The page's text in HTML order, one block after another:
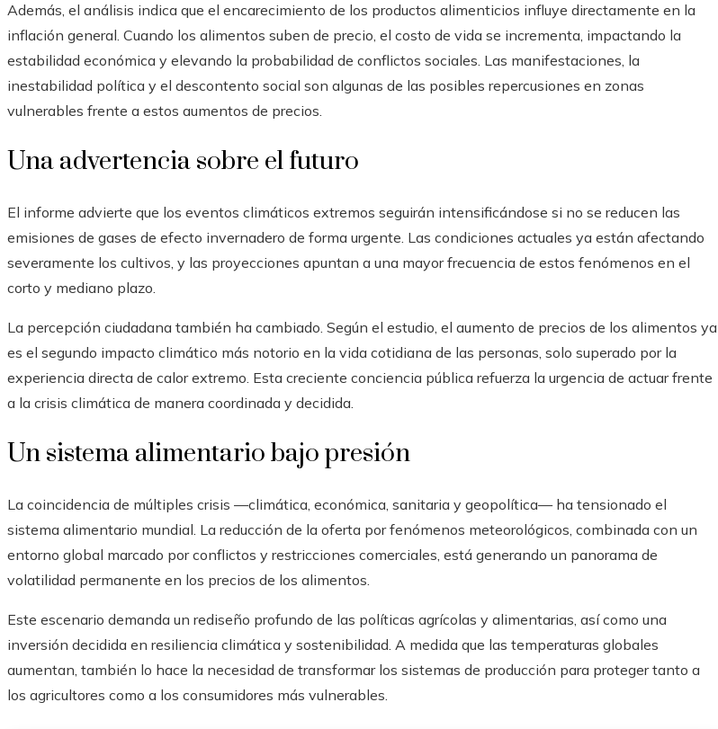
Además, el análisis indica que el encarecimiento de los productos alimenticios influye directamente en la
inflación general. Cuando los alimentos suben de precio, el costo de vida se incrementa, impactando la
estabilidad económica y elevando la probabilidad de conflictos sociales. Las manifestaciones, la
inestabilidad política y el descontento social son algunas de las posibles repercusiones en zonas
vulnerables frente a estos aumentos de precios.
Una advertencia sobre el futuro
El informe advierte que los eventos climáticos extremos seguirán intensificándose si no se reducen las
emisiones de gases de efecto invernadero de forma urgente. Las condiciones actuales ya están afectando
severamente los cultivos, y las proyecciones apuntan a una mayor frecuencia de estos fenómenos en el
corto y mediano plazo.
La percepción ciudadana también ha cambiado. Según el estudio, el aumento de precios de los alimentos ya
es el segundo impacto climático más notorio en la vida cotidiana de las personas, solo superado por la
experiencia directa de calor extremo. Esta creciente conciencia pública refuerza la urgencia de actuar frente
a la crisis climática de manera coordinada y decidida.
Un sistema alimentario bajo presión
La coincidencia de múltiples crisis —climática, económica, sanitaria y geopolítica— ha tensionado el
sistema alimentario mundial. La reducción de la oferta por fenómenos meteorológicos, combinada con un
entorno global marcado por conflictos y restricciones comerciales, está generando un panorama de
volatilidad permanente en los precios de los alimentos.
Este escenario demanda un rediseño profundo de las políticas agrícolas y alimentarias, así como una
inversión decidida en resiliencia climática y sostenibilidad. A medida que las temperaturas globales
aumentan, también lo hace la necesidad de transformar los sistemas de producción para proteger tanto a
los agricultores como a los consumidores más vulnerables.